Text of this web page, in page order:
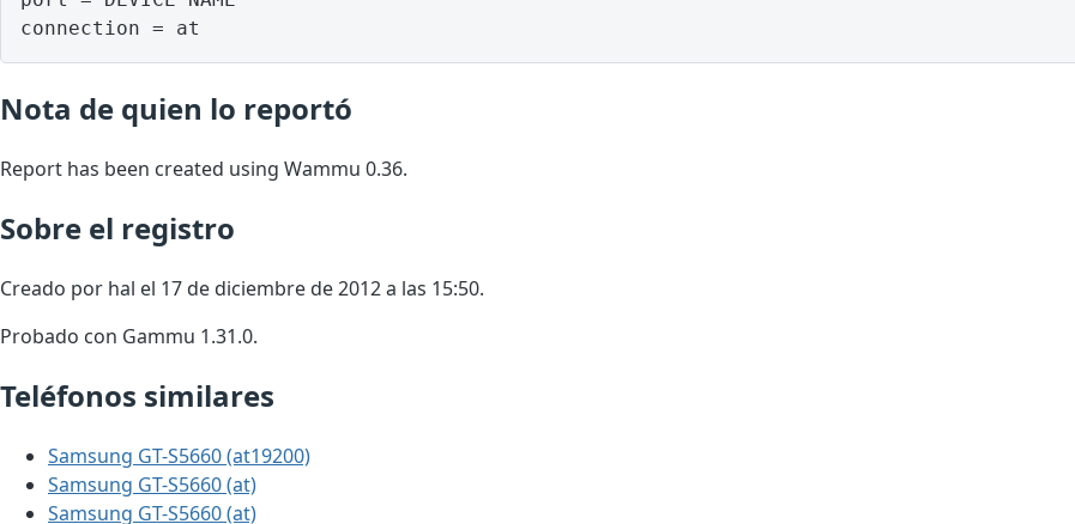
Nota de quien lo reportó
Report has been created using Wammu 0.36.
Sobre el registro
Creado por hal el 17 de diciembre de 2012 a las 15:50.
Probado con Gammu 1.31.0.
Teléfonos similares
Samsung GT-S5660 (at19200)
Samsung GT-S5660 (at)
Samsung GT-S5660 (at)